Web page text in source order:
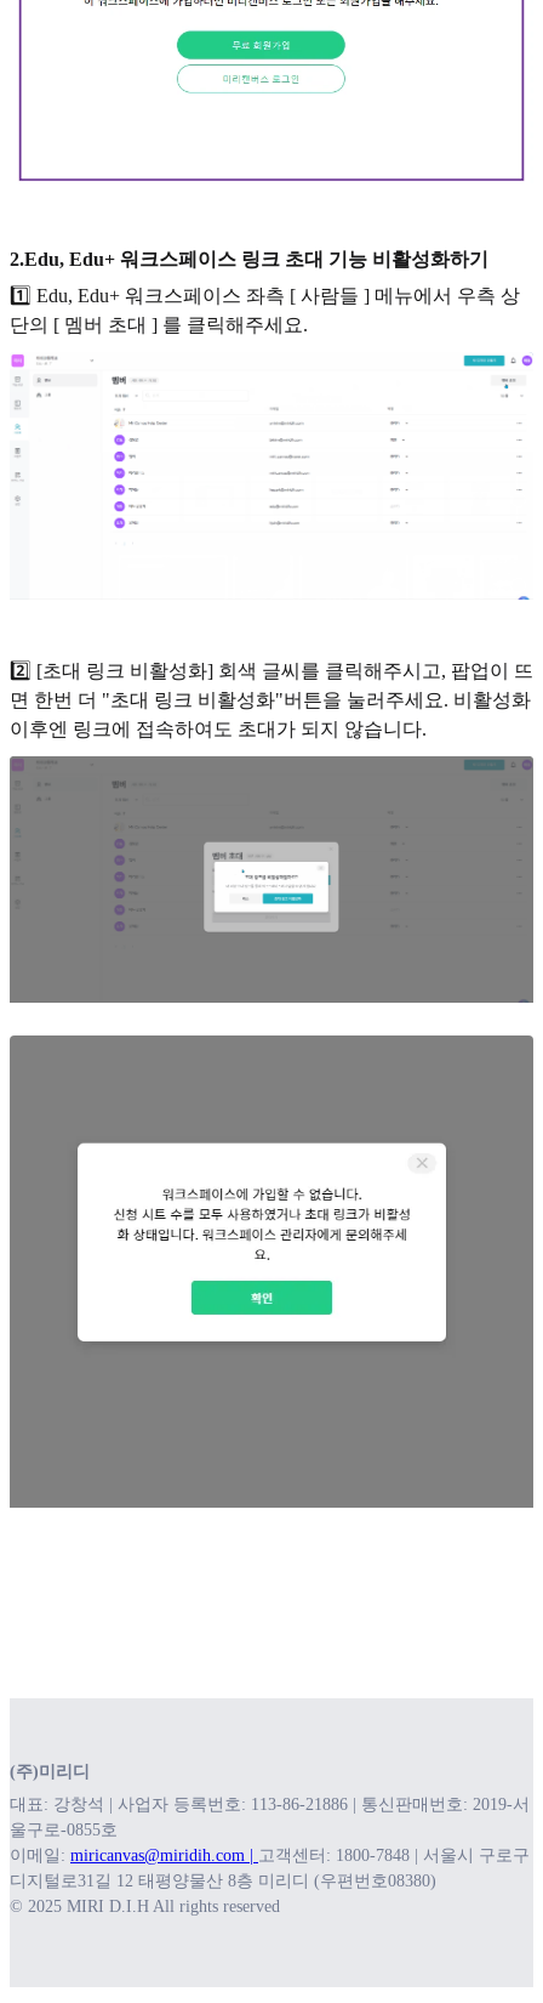
2.Edu, Edu+ 워크스페이스 링크 초대 기능 비활성화하기
1️⃣ Edu, Edu+ 워크스페이스 좌측 [ 사람들 ] 메뉴에서 우측 상
단의 [ 멤버 초대 ] 를 클릭해주세요.
2️⃣ [초대 링크 비활성화] 회색 글씨를 클릭해주시고, 팝업이 뜨
면 한번 더 "초대 링크 비활성화"버튼을 눌러주세요. 비활성화
이후엔 링크에 접속하여도 초대가 되지 않습니다.
(주)미리디
대표: 강창석 | 사업자 등록번호: 113-86-21886 | 통신판매번호: 2019-서
울구로-0855호
이메일: miricanvas@miridih.com | 고객센터: 1800-7848 | 서울시 구로구
디지털로31길 12 태평양물산 8층 미리디 (우편번호08380)
© 2025 MIRI D.I.H All rights reserved